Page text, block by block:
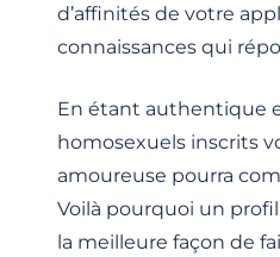
d’affinités de votre
connaissances qui
En étant authentique
homosexuels inscrits
amoureuse pourra
Voilà pourquoi un
la meilleure façon de